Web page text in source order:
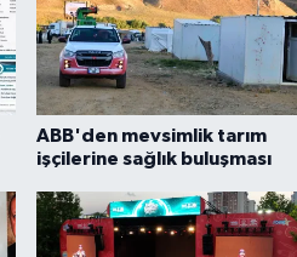
ABB'den mevsimlik tarım
işçilerine sağlık buluşması